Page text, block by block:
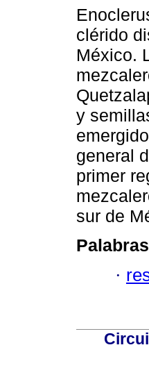
clérido
México.
y
general
primer
sur de
·